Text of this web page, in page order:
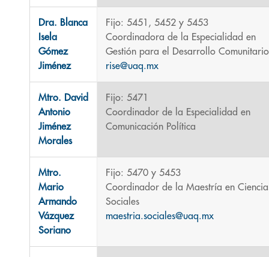
Dra. Blanca
Isela
Gómez
Jiménez
Fijo: 5451, 5452 y 5453
Coordinadora de la Especialidad en
Gestión para el Desarrollo Comunitario
rise@uaq.mx
Mtro. David
Antonio
Jiménez
Morales
Fijo: 5471
Coordinador de la Especialidad en
Comunicación Política
Mtro.
Mario
Armando
Vázquez
Soriano
Fijo: 5470 y 5453
Coordinador de la Maestría en
Sociales
maestria.sociales@uaq.mx